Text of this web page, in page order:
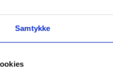
Samtykke